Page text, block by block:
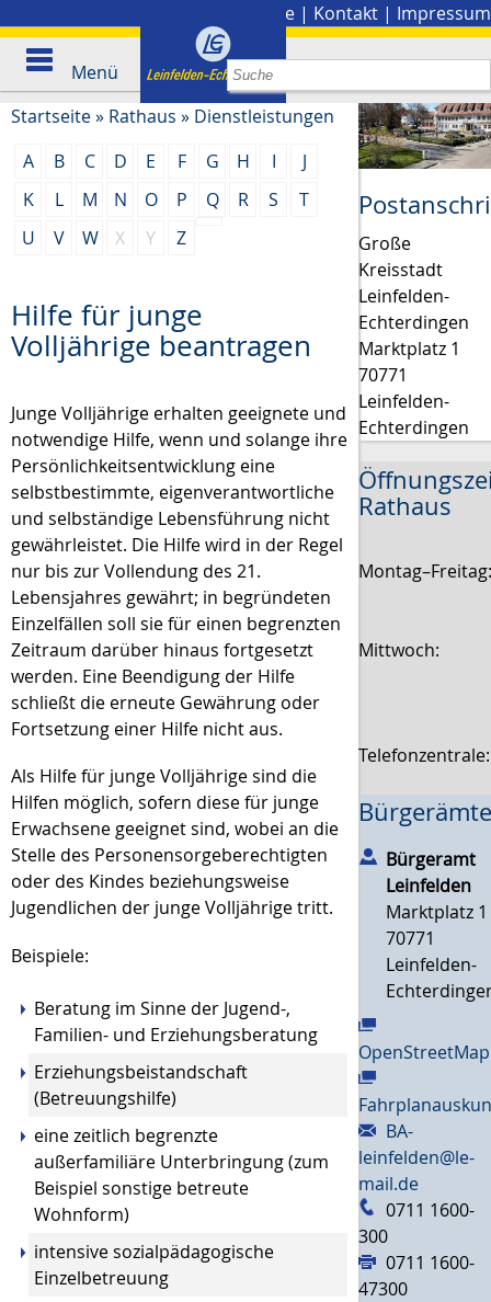
Presse | Kontakt | Impressum
Menü
Startseite» Rathaus » Dienstleistungen
A
B C D E F G H I
J
K
L M N O P Q R S
T
U
V W X Y Z
Hilfe für junge
Volljährige beantragen
Junge Volljährige erhalten geeignete und
notwendige Hilfe, wenn und solange ihre
Persönlichkeitsentwicklung eine
selbstbestimmte, eigenverantwortliche
und selbständige Lebensführung nicht
gewährleistet. Die Hilfe wird in der Regel
nur bis zur Vollendung des 21.
Lebensjahres gewährt; in begründeten
Einzelfällen soll sie für einen begrenzten
Zeitraum darüber hinaus fortgesetzt
werden. Eine Beendigung der Hilfe
schließt die erneute Gewährung oder
Fortsetzung einer Hilfe nicht aus.
Als Hilfe für junge Volljährige sind die
Hilfen möglich, sofern diese für junge
Erwachsene geeignet sind, wobei an die
Stelle des Personensorgeberechtigten
oder des Kindes beziehungsweise
Jugendlichen der junge Volljährige tritt.
Beispiele:
Beratung im Sinne der Jugend-,
Familien- und Erziehungsberatung
Erziehungsbeistandschaft
(Betreuungshilfe)
eine zeitlich begrenzte
außerfamiliäre Unterbringung (zum
Beispiel sonstige betreute
Wohnform)
intensive sozialpädagogische
Einzelbetreuung
Große
Kreisstadt
Leinfelden-
Echterdingen
Marktplatz 1
70771
Leinfelden-
Echterdingen
Rathaus
Mittwoch:
Bürgeramt
Leinfelden
Marktplatz 1
70771
Leinfelden-
OpenStreetMap
BA-
leinfelden@le-
mail.de
0711 1600-
300
0711 1600-
47300